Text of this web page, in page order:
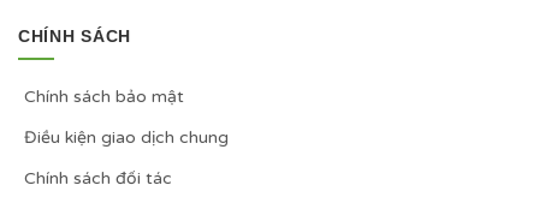
CHÍNH SÁCH
Chính sách bảo mật
Điều kiện giao dịch chung
Chính sách đối tác